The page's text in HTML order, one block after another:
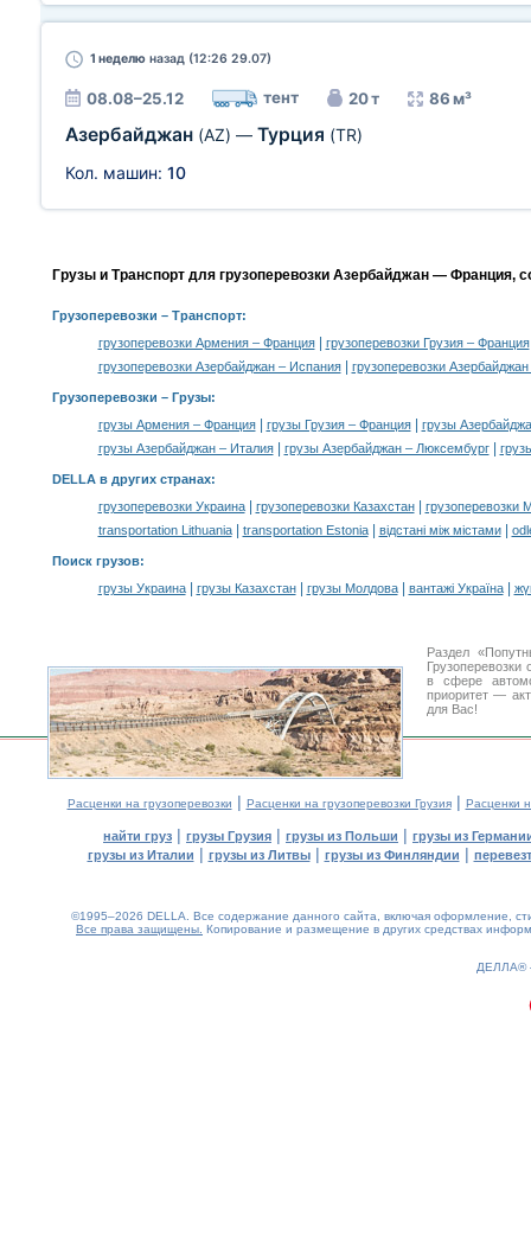
1 неделю назад (12:26 29.07)
08.08–25.12 тент 20 т 86 м³
Азербайджан (AZ) — Турция (TR)
Кол. машин: 10
Грузы и Транспорт для грузоперевозки Азербайджан — Франция,
Грузоперевозки – Транспорт:
грузоперевозки Армения – Франция| грузоперевозки Грузия – Франция
грузоперевозки Азербайджан – Испания| грузоперевозки
Грузоперевозки – Грузы:
грузы Армения – Франция| грузы Грузия – Франция|
грузы
грузы Азербайджан – Италия| грузы Азербайджан – Люксембург|
DELLA в других странах:
грузоперевозки Украина| грузоперевозки Казахстан|
грузоперевозки
transportation Lithuania| transportation Estonia| відстані між містами|
Поиск грузов:
грузы Украина| грузы Казахстан| грузы Молдова| вантажі Україна|
Раздел
в сфере
приоритет —
для Вас!
Расценки на грузоперевозки | Расценки на грузоперевозки Грузия| Расценки
найти груз | грузы Грузия | грузы из Польши | грузы из
грузы из Италии | грузы из Литвы| грузы из Финляндии |
©1995–2026 DELLA. Все содержание данного сайта, включая оформление,
Все права защищены. Копирование и размещение в других средствах